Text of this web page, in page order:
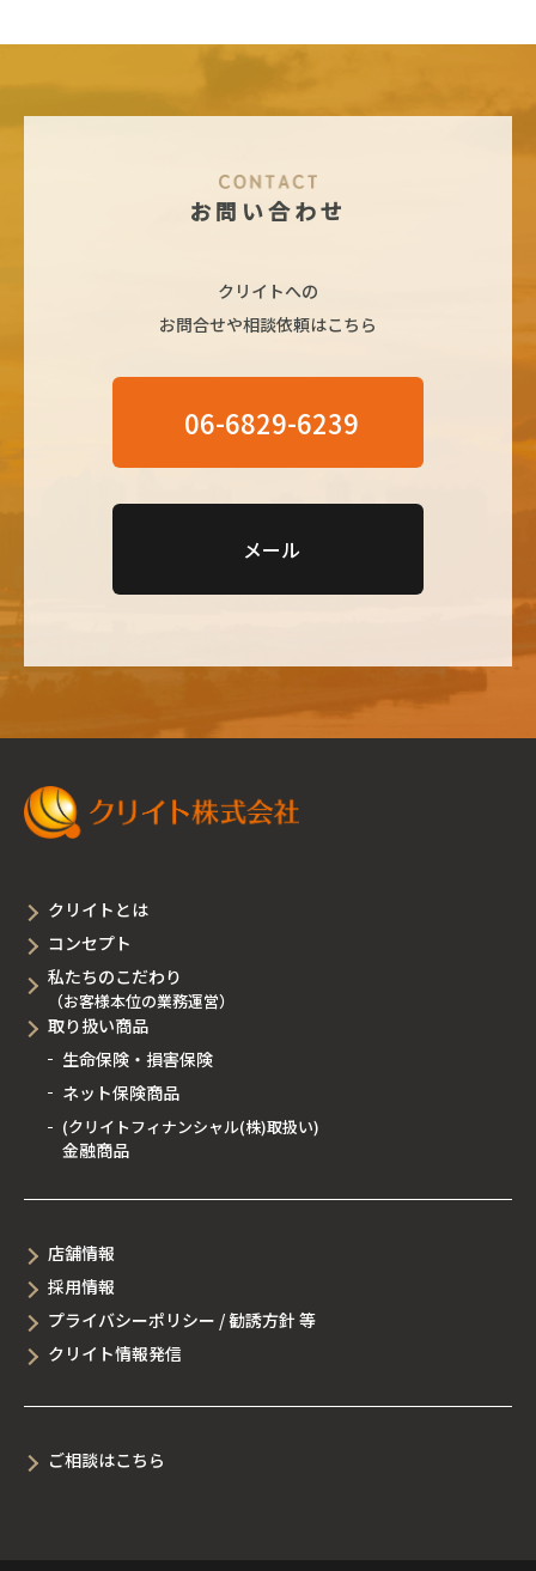
お問い合わせ
クリイトへの
お問合せや相談依頼はこちら
06-6829-6239
メール
クリイトとは
コンセプト
私たちのこだわり
（お客様本位の業務運営）
取り扱い商品
生命保険・損害保険
ネット保険商品
(クリイトフィナンシャル(株)取扱い)
金融商品
店舗情報
採用情報
プライバシーポリシー / 勧誘方針 等
クリイト情報発信
ご相談はこちら